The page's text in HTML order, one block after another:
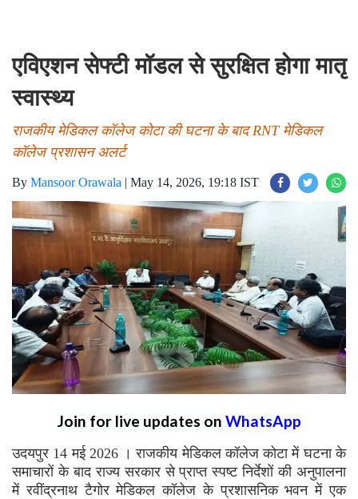
एविएशन सेफ्टी मॉडल से सुरक्षित होगा मातृ
स्वास्थ्य
राजकीय मेडिकल कॉलेज कोटा की घटना के बाद RNT मेडिकल
कॉलेज प्रशासन अलर्ट
By Mansoor Orawala | May 14, 2026, 19:18 IST
Join for live updates on WhatsApp
उदयपुर 14 मई 2026 । राजकीय मेडिकल कॉलेज कोटा में घटना के
समाचारों के बाद राज्य सरकार से प्राप्त स्पष्ट निर्देशों की अनुपालना
में रवींद्रनाथ टैगोर मेडिकल कॉलेज के प्रशासनिक भवन में एक